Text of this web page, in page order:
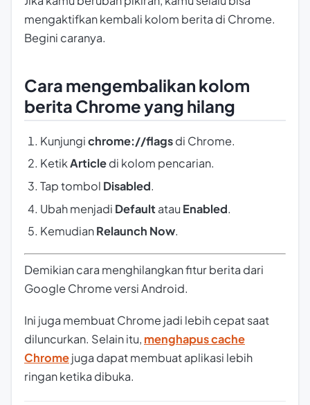
mengaktifkan kembali kolom berita di Chrome.
Begini caranya.
Cara mengembalikan kolom
berita Chrome yang hilang
Kunjungichrome://flagsdi Chrome.
KetikArticledi kolom pencarian.
Tap tombol Disabled.
Ubah menjadi Default atau Enabled.
KemudianRelaunch Now.
Demikian cara menghilangkan fitur berita dari
Google Chrome versi Android.
Ini juga membuat Chrome jadi lebih cepat saat
diluncurkan. Selain itu, menghapus cache
Chromejuga dapat membuat aplikasi lebih
ringan ketika dibuka.